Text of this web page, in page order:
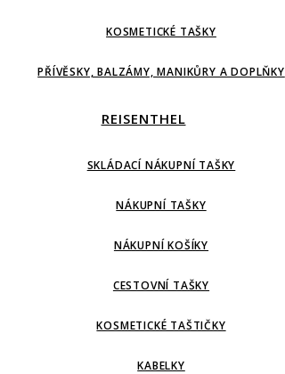
KOSMETICKÉ TAŠKY
PŘÍVĚSKY, BALZÁMY, MANIKŮRY A DOPLŇKY
REISENTHEL
SKLÁDACÍ NÁKUPNÍ TAŠKY
NÁKUPNÍ TAŠKY
NÁKUPNÍ KOŠÍKY
CESTOVNÍ TAŠKY
KOSMETICKÉ TAŠTIČKY
KABELKY